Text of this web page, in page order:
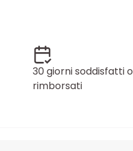
30 giorni soddisfatti o
rimborsati